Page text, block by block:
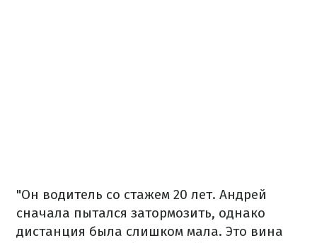
"Он водитель со стажем 20 лет. Андрей
сначала пытался затормозить, однако
дистанция была слишком мала. Это вина